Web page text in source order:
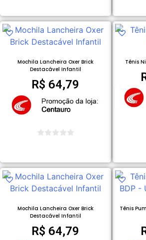
Mochila Lancheira Oxer Brick
Destacável Infantil
R$ 64,79
Tênis
Mochila Lancheira Oxer Brick
Destacável Infantil
R$ 64,79
Tênis